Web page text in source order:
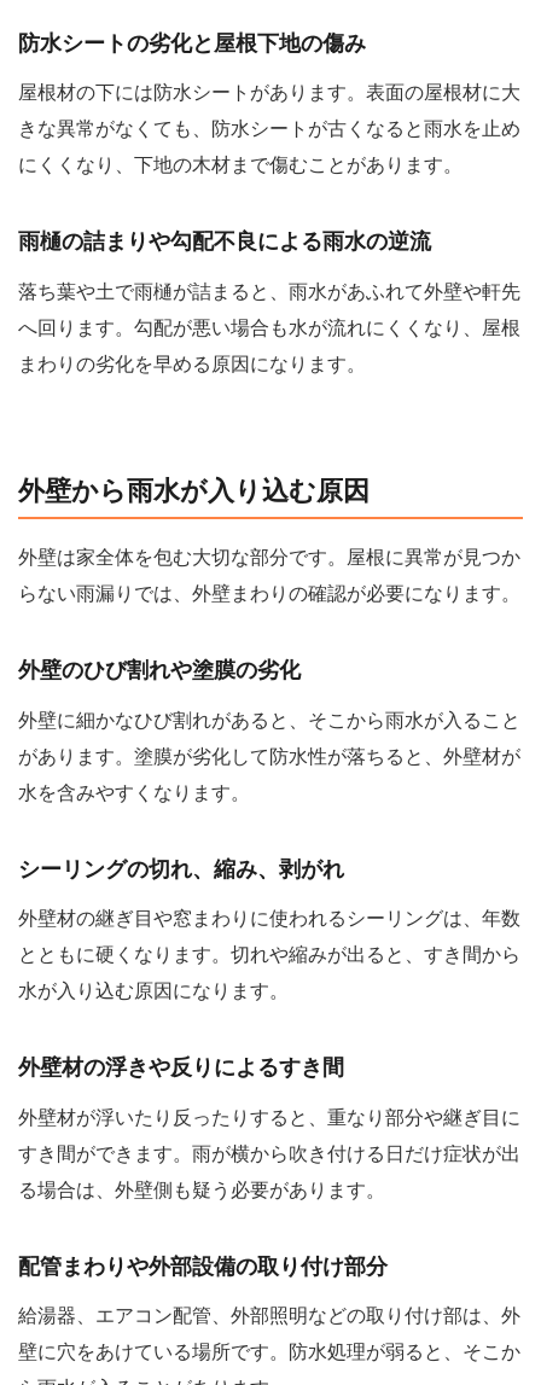
防水シートの劣化と屋根下地の傷み
屋根材の下には防水シートがあります。表面の屋根材に大
きな異常がなくても、防水シートが古くなると雨水を止め
にくくなり、下地の木材まで傷むことがあります。
雨樋の詰まりや勾配不良による雨水の逆流
落ち葉や土で雨樋が詰まると、雨水があふれて外壁や軒先
へ回ります。勾配が悪い場合も水が流れにくくなり、屋根
まわりの劣化を早める原因になります。
外壁から雨水が入り込む原因
外壁は家全体を包む大切な部分です。屋根に異常が見つか
らない雨漏りでは、外壁まわりの確認が必要になります。
外壁のひび割れや塗膜の劣化
外壁に細かなひび割れがあると、そこから雨水が入ること
があります。塗膜が劣化して防水性が落ちると、外壁材が
水を含みやすくなります。
シーリングの切れ、縮み、剥がれ
外壁材の継ぎ目や窓まわりに使われるシーリングは、年数
とともに硬くなります。切れや縮みが出ると、すき間から
水が入り込む原因になります。
外壁材の浮きや反りによるすき間
外壁材が浮いたり反ったりすると、重なり部分や継ぎ目に
すき間ができます。雨が横から吹き付ける日だけ症状が出
る場合は、外壁側も疑う必要があります。
配管まわりや外部設備の取り付け部分
給湯器、エアコン配管、外部照明などの取り付け部は、外
壁に穴をあけている場所です。防水処理が弱ると、そこか